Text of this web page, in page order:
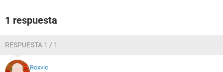
1 respuesta
RESPUESTA 1 / 1
Roxvic